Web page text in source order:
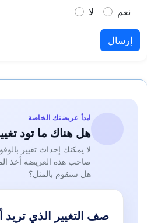
نعم
لا
إرسال
ابدأ عريضتك الخاصة
هل هناك ما تود
لا يمكنك إحداث تغيير
صاحب هذه العريضة أخذ
هل ستقوم بالمثل؟
صف التغيير الذي تريد